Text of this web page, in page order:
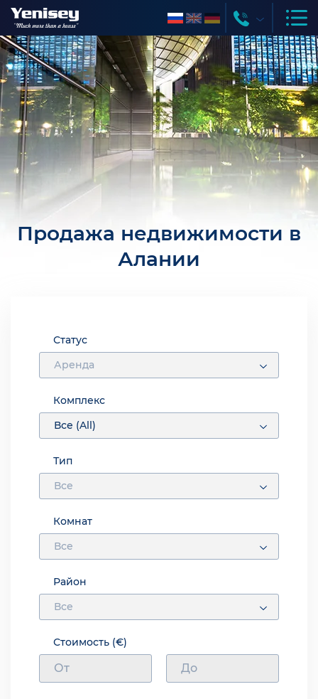
Продажа недвижимости в
Алании
Статус
Аренда
Комплекс
Все (All)
Тип
Все
Комнат
Все
Район
Все
Стоимость (€)
С МЕБЕЛЬЮ